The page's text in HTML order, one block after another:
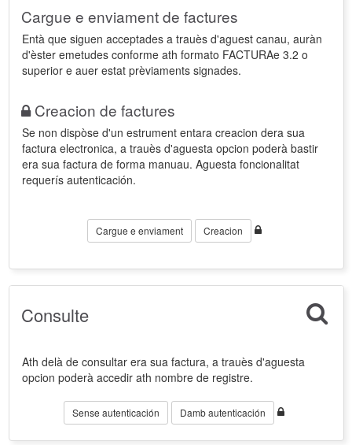
Cargue e enviament de factures
Entà que siguen acceptades a trauès d'aguest canau, auràn
d'èster emetudes conforme ath formato FACTURAe 3.2 o
superior e auer estat prèviaments signades.
Creacion de factures
Se non dispòse d'un estrument entara creacion dera sua
factura electronica, a trauès d'aguesta opcion poderà bastir
era sua factura de forma manuau. Aguesta foncionalitat
requerís autenticación.
Cargue e enviament Creacion
Consulte
Ath delà de consultar era sua factura, a trauès d'aguesta
opcion poderà accedir ath nombre de registre.
Sense autenticación Damb autenticación